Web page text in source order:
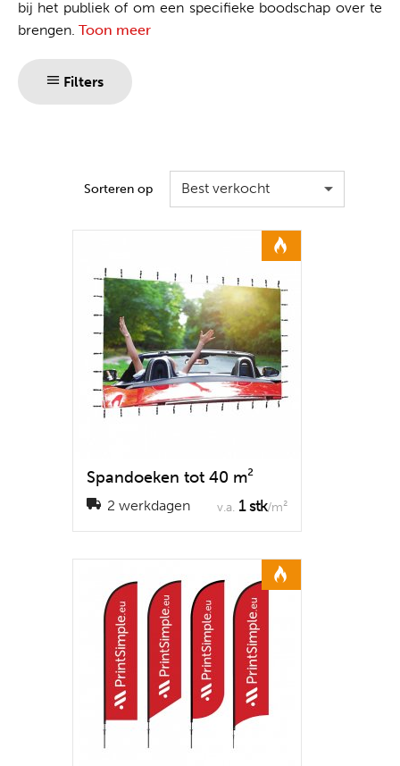
bij het publiek of om een specifieke boodschap over te
brengen. Toon meer
Filters
Sorteren op Best verkocht
Spandoeken tot 40 m²
2 werkdagen v.a. 1 stk/m²